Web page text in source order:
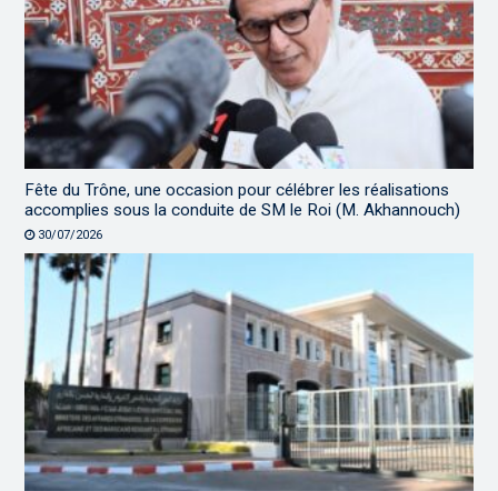
Fête du Trône, une occasion pour célébrer les réalisations
accomplies sous la conduite de SM le Roi (M. Akhannouch)
30/07/2026